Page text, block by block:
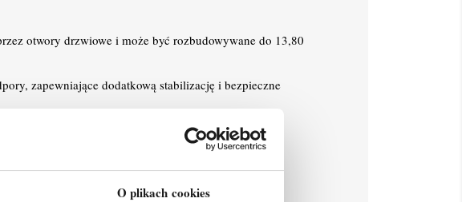
O plikach cookies
otwory drzwiowe i może być rozbudowywane do 13,80
zapewniające dodatkową stabilizację i bezpieczne
bezpieczeństwo montażu. Przy wchodzeniu na
montaż, zapewniając, na czas transportu i